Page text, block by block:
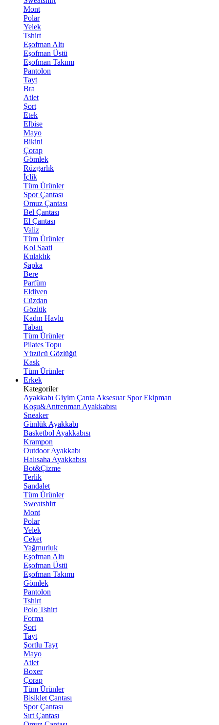
Mont
Polar
Yelek
Tshirt
Eşofman Altı
Eşofman Üstü
Eşofman Takımı
Pantolon
Tayt
Bra
Atlet
Şort
Etek
Elbise
Mayo
Bikini
Çorap
Gömlek
Rüzgarlık
İçlik
Tüm Ürünler
Spor Çantası
Omuz Çantası
Bel Çantası
El Çantası
Valiz
Tüm Ürünler
Kol Saati
Kulaklık
Şapka
Bere
Parfüm
Eldiven
Cüzdan
Gözlük
Kadın Havlu
Taban
Tüm Ürünler
Pilates Topu
Yüzücü Gözlüğü
Kask
Tüm Ürünler
Erkek
Kategoriler
Ayakkabı Giyim Çanta Aksesuar Spor Ekipman
Koşu&Antrenman Ayakkabısı
Sneaker
Günlük Ayakkabı
Basketbol Ayakkabısı
Krampon
Outdoor Ayakkabı
Halısaha Ayakkabısı
Bot&Çizme
Terlik
Sandalet
Tüm Ürünler
Sweatshirt
Mont
Polar
Yelek
Ceket
Yağmurluk
Eşofman Altı
Eşofman Üstü
Eşofman Takımı
Gömlek
Pantolon
Tshirt
Polo Tshirt
Forma
Şort
Tayt
Şortlu Tayt
Mayo
Atlet
Boxer
Çorap
Tüm Ürünler
Bisiklet Çantası
Spor Çantası
Sırt Çantası